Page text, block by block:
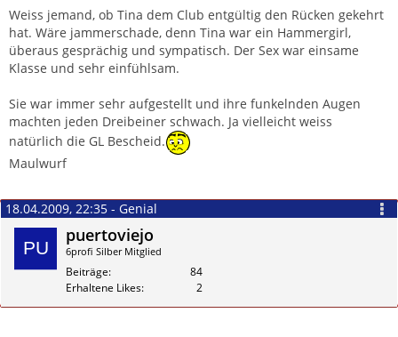
Weiss jemand, ob Tina dem Club entgültig den Rücken gekehrt
hat. Wäre jammerschade, denn Tina war ein Hammergirl,
überaus gesprächig und sympatisch. Der Sex war einsame
Klasse und sehr einfühlsam.
Sie war immer sehr aufgestellt und ihre funkelnden Augen
machten jeden Dreibeiner schwach. Ja vielleicht weiss
natürlich die GL Bescheid.
Maulwurf
Zitieren
18.04.2009, 22:35 - Genial
puertoviejo
6profi Silber Mitglied
Beiträge
84
Erhaltene Likes
2